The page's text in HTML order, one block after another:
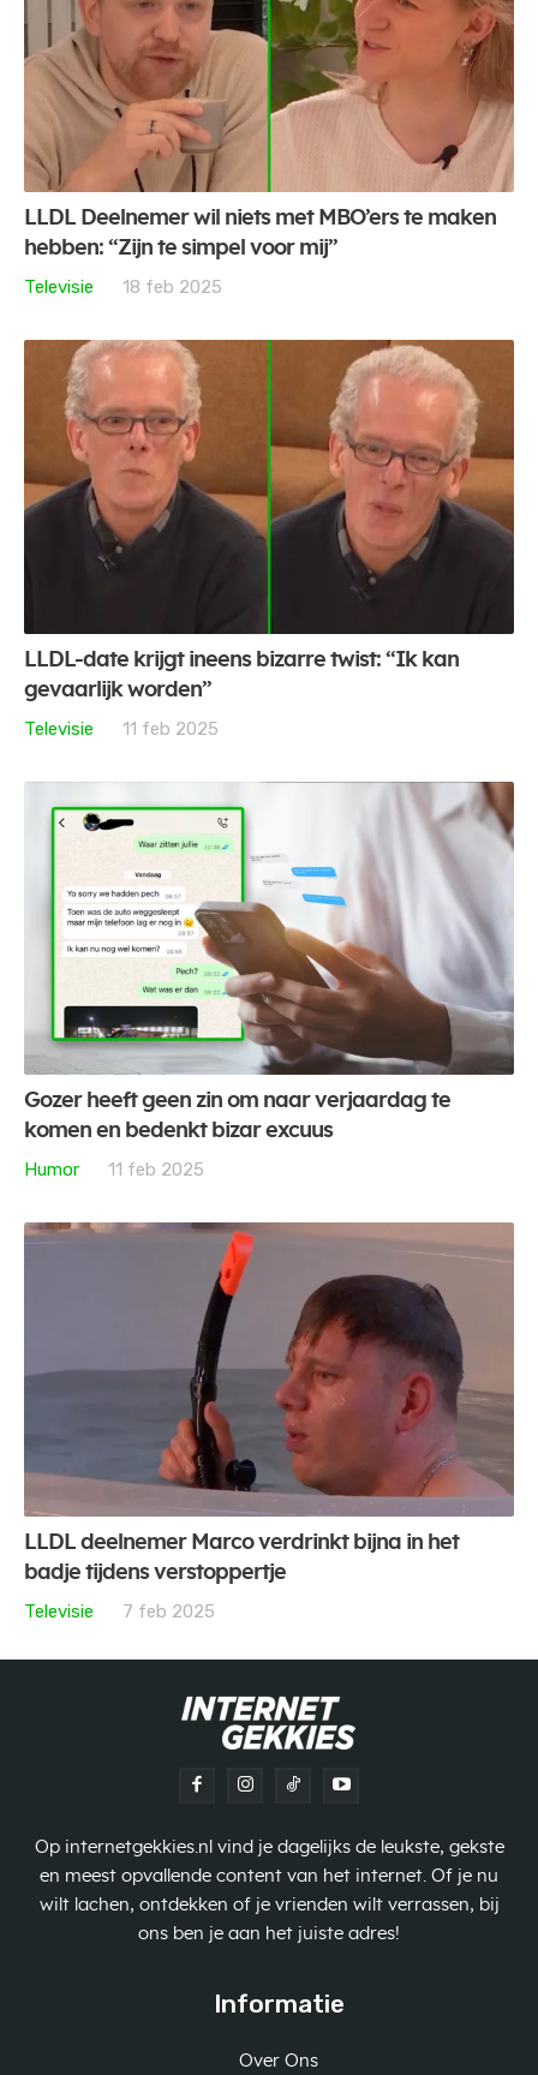
LLDL Deelnemer wil niets met MBO’ers te maken
hebben: “Zijn te simpel voor mij”
Televisie
18 feb 2025
LLDL-date krijgt ineens bizarre twist: “Ik kan
gevaarlijk worden”
Televisie
11 feb 2025
Gozer heeft geen zin om naar verjaardag te
komen en bedenkt bizar excuus
Humor
11 feb 2025
LLDL deelnemer Marco verdrinkt bijna in het
badje tijdens verstoppertje
Televisie
7 feb 2025
Op internetgekkies.nl vind je dagelijks de leukste, gekste
en meest opvallende content van het internet. Of je nu
wilt lachen, ontdekken of je vrienden wilt verrassen, bij
ons ben je aan het juiste adres!
Informatie
Over Ons